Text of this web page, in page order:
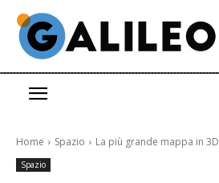
Home Spazio La più grande mappa in 3D
Spazio